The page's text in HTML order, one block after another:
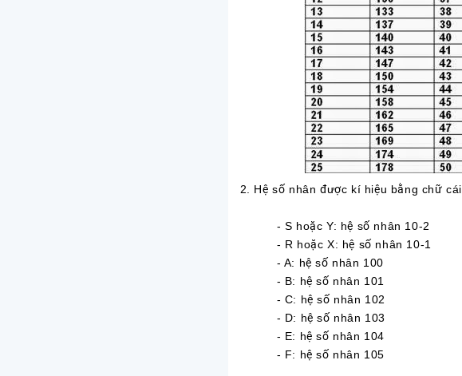
2. Hệ số nhân được kí hiệu bằng chữ cái
- S hoặc Y: hệ số nhân 10-2
- R hoặc X: hệ số nhân 10-1
- A: hệ số nhân 100
- B: hệ số nhân 101
- C: hệ số nhân 102
- D: hệ số nhân 103
- E: hệ số nhân 104
- F: hệ số nhân 105